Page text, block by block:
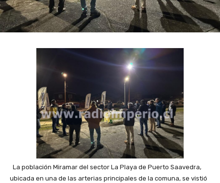
La población Miramar del sector La Playa de Puerto Saavedra,
ubicada en una de las arterias principales de la comuna, se vistió